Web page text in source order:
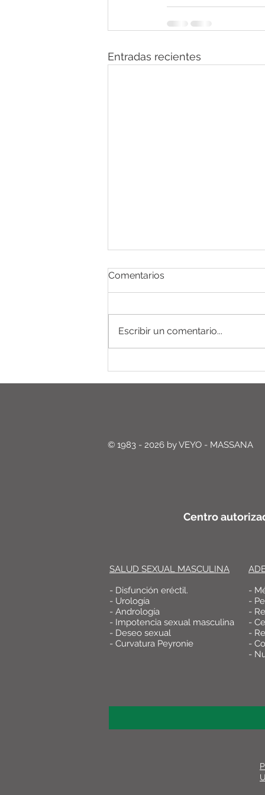
Entradas recientes
Comentarios
Escribir un comentario...
© 1983 - 2026 by VEYO - MASSANA
Centro
SALUD SEXUAL MASCULINA
- Disfunción eréctil.
- Urología
- Andrología
- Impotencia sexual masculina
- Deseo sexual
- Curvatura Peyronie
-
-
-
-
-
-
-